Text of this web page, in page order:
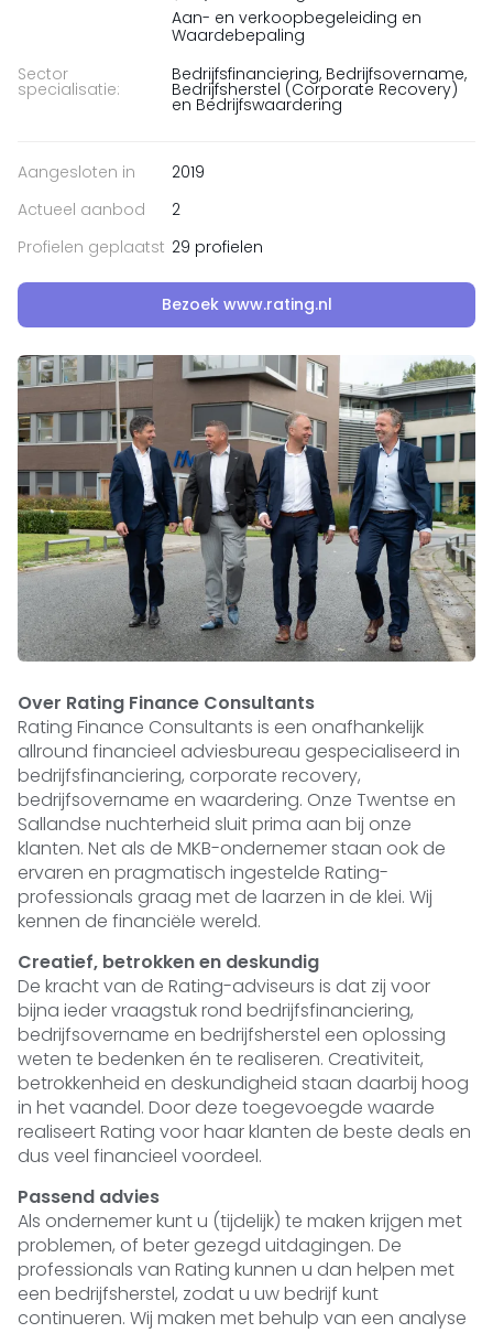
Aan- en verkoopbegeleiding en
Waardebepaling
Sector
specialisatie:
Bedrijfsfinanciering, Bedrijfsovername,
Bedrijfsherstel (Corporate Recovery)
en Bedrijfswaardering
Aangesloten in
2019
Actueel aanbod
2
Profielen geplaatst 29 profielen
Bezoek www.rating.nl
Over Rating Finance Consultants
Rating Finance Consultants is een onafhankelijk
allround financieel adviesbureau gespecialiseerd in
bedrijfsfinanciering, corporate recovery,
bedrijfsovername en waardering. Onze Twentse en
Sallandse nuchterheid sluit prima aan bij onze
klanten. Net als de MKB-ondernemer staan ook de
ervaren en pragmatisch ingestelde Rating-
professionals graag met de laarzen in de klei. Wij
kennen de financiële wereld.
Creatief, betrokken en deskundig
De kracht van de Rating-adviseurs is dat zij voor
bijna ieder vraagstuk rond bedrijfsfinanciering,
bedrijfsovername en bedrijfsherstel een oplossing
weten te bedenken én te realiseren. Creativiteit,
betrokkenheid en deskundigheid staan daarbij hoog
in het vaandel. Door deze toegevoegde waarde
realiseert Rating voor haar klanten de beste deals en
dus veel financieel voordeel.
Passend advies
Als ondernemer kunt u (tijdelijk) te maken krijgen met
problemen, of beter gezegd uitdagingen. De
professionals van Rating kunnen u dan helpen met
een bedrijfsherstel, zodat u uw bedrijf kunt
continueren. Wij maken met behulp van een analyse